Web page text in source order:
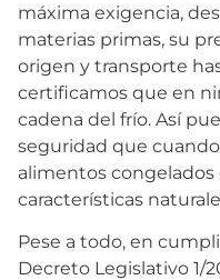
máxima exigencia,
materias primas, su
origen y transporte
certificamos que en
cadena del frío. Así
seguridad que
alimentos congelados
características
Pese a todo, en
Decreto Legislativo 1/